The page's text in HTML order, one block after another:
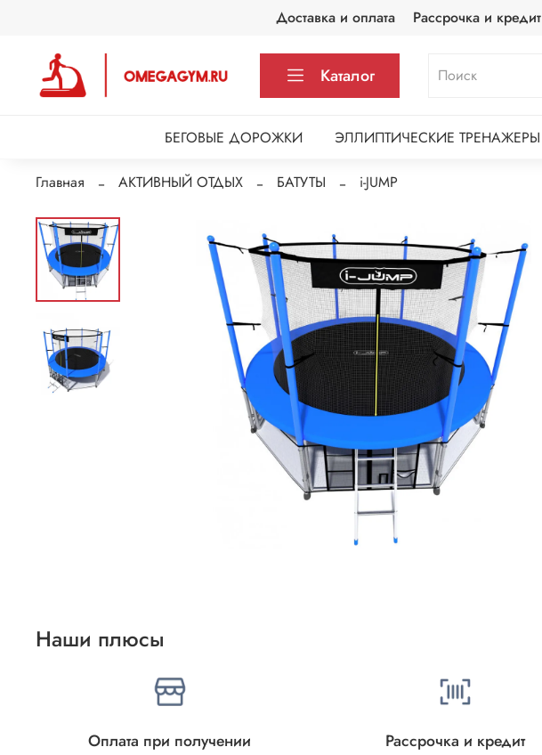
Доставка и оплата Рассрочка и кредит
Каталог
БЕГОВЫЕ ДОРОЖКИ ЭЛЛИПТИЧЕСКИЕ ТРЕНАЖЕРЫ
Главная АКТИВНЫЙ ОТДЫХ БАТУТЫ i-JUMP
Наши плюсы
Оплата при получении Рассрочка и кредит